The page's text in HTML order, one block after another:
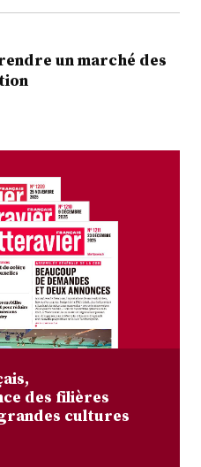
un marché des
des filières
cultures